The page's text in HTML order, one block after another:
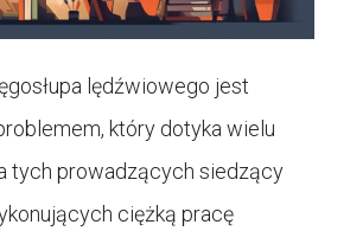
lędźwiowego jest
który dotyka wielu
tych prowadzących siedzący
ciężką pracę